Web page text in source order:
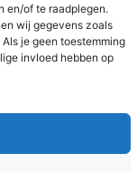
en/of te raadplegen.
wij gegevens zoals
je geen toestemming
invloed hebben op